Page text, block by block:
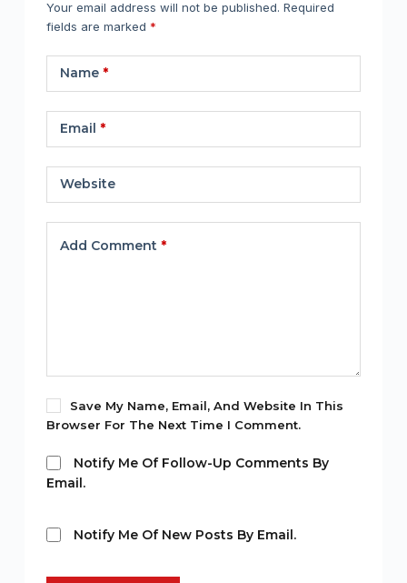
Your email address will not be published. Required
fields are marked *
Name*
Email *
Website
Add Comment *
Save My Name, Email, And Website In This
Browser For The Next Time I Comment.
Notify Me Of Follow-Up Comments By
Email.
Notify Me Of New Posts By Email.